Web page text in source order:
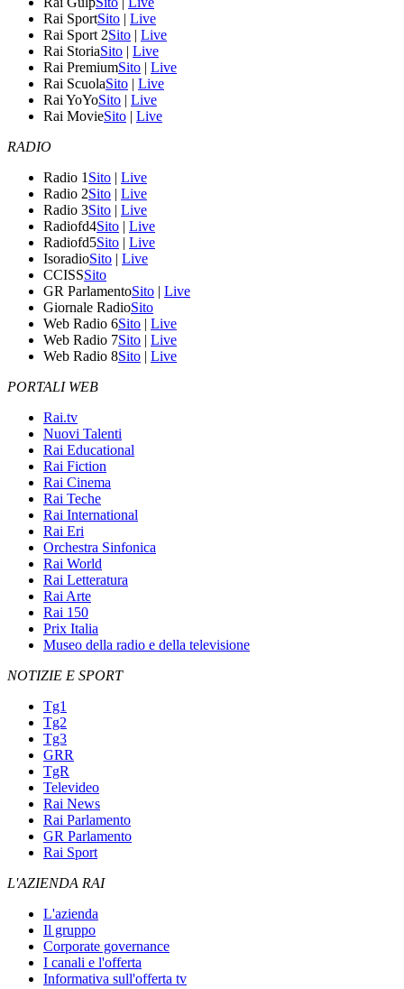
Rai SportSito | Live
Rai Sport 2Sito | Live
Rai StoriaSito | Live
Rai PremiumSito | Live
Rai ScuolaSito | Live
Rai YoYoSito | Live
Rai MovieSito | Live
RADIO
Radio 1 Sito | Live
Radio 2Sito | Live
Radio 3Sito | Live
Radiofd4Sito | Live
Radiofd5Sito | Live
IsoradioSito | Live
CCISSSito
GR ParlamentoSito | Live
Giornale RadioSito
Web Radio 6Sito | Live
Web Radio 7Sito | Live
Web Radio 8Sito | Live
PORTALI WEB
Rai.tv
Nuovi Talenti
Rai Educational
Rai Fiction
Rai Cinema
Rai Teche
Rai International
Rai Eri
Orchestra Sinfonica
Rai World
Rai Letteratura
Rai Arte
Rai 150
Prix Italia
Museo della radio e della televisione
NOTIZIE E SPORT
Tg1
Tg2
Tg3
GRR
TgR
Televideo
Rai News
Rai Parlamento
GR Parlamento
Rai Sport
L'AZIENDA RAI
L'azienda
Il gruppo
Corporate governance
I canali e l'offerta
Informativa sull'offerta tv